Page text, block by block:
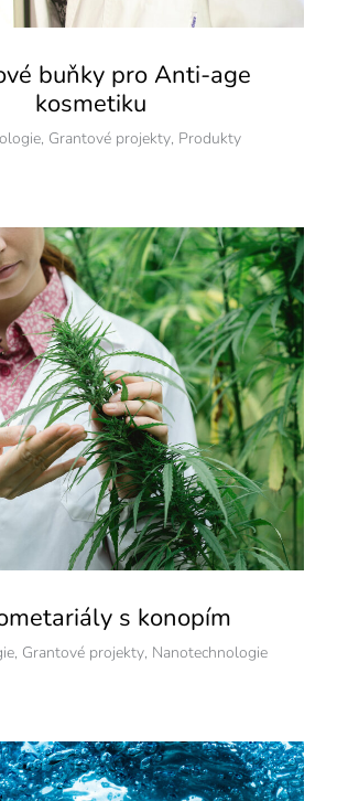
buňky pro Anti-age
kosmetiku
, Grantové projekty, Produkty
s konopím
, Grantové projekty, Nanotechnologie